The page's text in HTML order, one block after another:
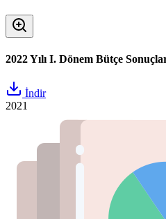
2022 Yılı I. Dönem Bütçe
İndir
2021